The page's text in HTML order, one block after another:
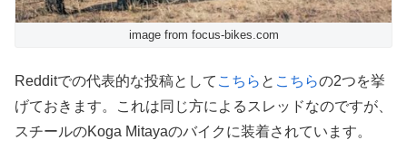
image from focus-bikes.com
Redditでの代表的な投稿として こちら と こちらの2つを挙
げておきます。これは同じ方によるスレッドなのですが、
スチールのKoga Mitayaのバイクに装着されています。